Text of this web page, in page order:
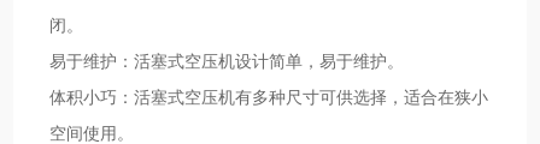
闭。
易于维护：活塞式空压机设计简单，易于维护。
体积小巧：活塞式空压机有多种尺寸可供选择，适合在狭小
空间使用。